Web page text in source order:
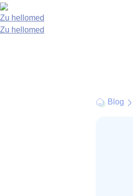
Zu hellomed
Zu hellomed
Blog